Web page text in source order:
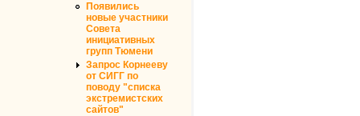
Появились
новые участники
Совета
инициативных
групп Тюмени
Запрос Корнееву
от СИГГ по
поводу "списка
экстремистских
сайтов"